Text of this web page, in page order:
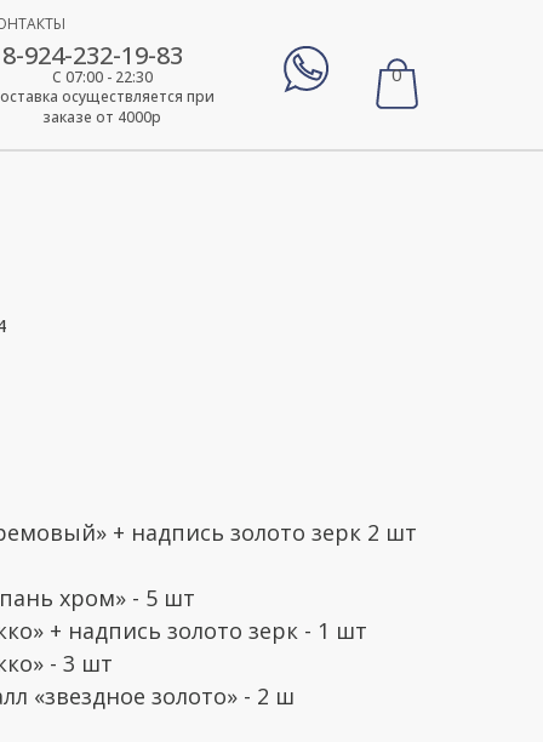
8-924-232-19-83
осуществляется при
заказе от 4000р
С 07:00 - 22:30 0
+ надпись золото зерк 2 шт
хром» - 5 шт
+ надпись золото зерк - 1 шт
- 3 шт
«звездное золото» - 2 ш